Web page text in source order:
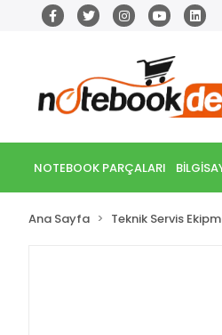
NOTEBOOK PARÇALARI
Ana Sayfa Teknik Servis